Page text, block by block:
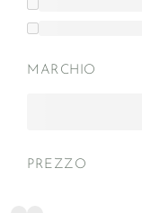
MARCHIO
PREZZO